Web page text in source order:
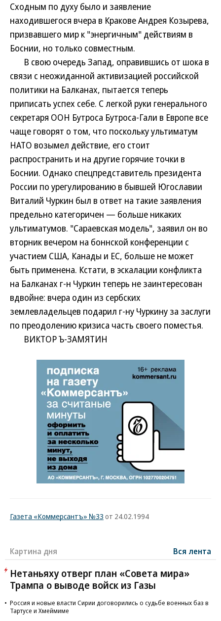
Сходным по духу было и заявление
находившегося вчера в Кракове Андрея Козырева,
призвавшего мир к "энергичным" действиям в
Боснии, но только совместным.
В свою очередь Запад, оправившись от шока в
связи с неожиданной активизацией российской
политики на Балканах, пытается теперь
приписать успех себе. С легкой руки генерального
секретаря ООН Бутроса Бутроса-Гали в Европе все
чаще говорят о том, что поскольку ультиматум
НАТО возымел действие, его стоит
распространить и на другие горячие точки в
Боснии. Однако спецпредставитель президента
России по урегулированию в бывшей Югославии
Виталий Чуркин был в ответ на такие заявления
предельно категоричен — больше никаких
ультиматумов. "Сараевская модель", заявил он во
вторник вечером на боннской конференции с
участием США, Канады и ЕС, больше не может
быть применена. Кстати, в эскалации конфликта
на Балканах г-н Чуркин теперь не заинтересован
вдвойне: вчера один из сербских
землевладельцев подарил г-ну Чуркину за заслуги
по преодолению кризиса часть своего поместья.
ВИКТОР Ъ-ЗАМЯТИН
Газета «Коммерсантъ» №33 от 24.02.1994
Картина дня Вся лента
Нетаньяху отверг план «Совета мира»
Трампа о выводе войск из Газы
Россия и новые власти Сирии договорились о судьбе военных баз в
Тартусе и Хмеймиме